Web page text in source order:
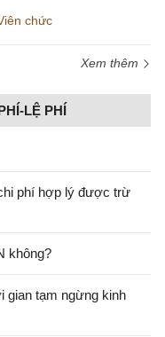
chức
Xem thêm
LỆ PHÍ
phí hợp lý được trừ
không?
gian tạm ngừng kinh